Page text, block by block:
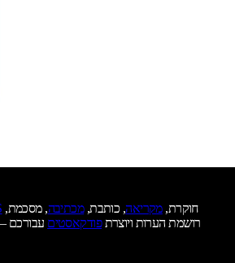
חוקרת,מקריאה, כותבת,מכתיבה, מסכמת,
רושמת הערות ויוצרתפודקאסטים עבורכם